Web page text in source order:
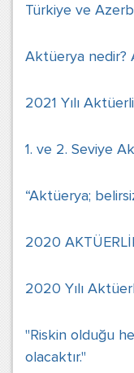
Türkiye ve
Aktüerya nedir?
2021 Yılı
1. ve 2. Seviye
“Aktüerya;
2020
2020 Yılı
"Riskin olduğu
olacaktır."